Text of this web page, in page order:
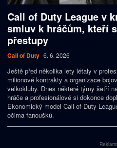
Call of Duty League v
smluv k hráčům, kteří
přestupy
Call of Duty 6. 6. 2026
Ještě před několika lety létaly v
milionové kontrakty a organizace
velkokluby. Dnes některé týmy šetří
hráče a profesionálové si dokonce
Ekonomický model Call of Duty
očima fanoušků.